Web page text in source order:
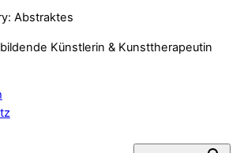
Künstlerin & Kunsttherapeutin